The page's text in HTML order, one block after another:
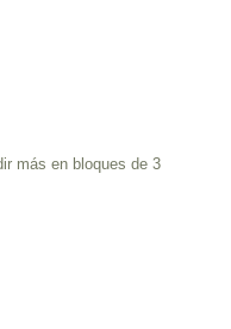
más en bloques de 3